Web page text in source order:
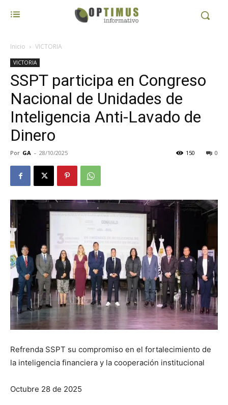
Inicio VICTORIA
VICTORIA
SSPT participa en Congreso
Nacional de Unidades de
Inteligencia Anti-Lavado de
Dinero
Por GA - 28/10/2025 0
150
Refrenda SSPT su compromiso en el fortalecimiento de
la inteligencia financiera y la cooperación institucional
Octubre 28 de 2025